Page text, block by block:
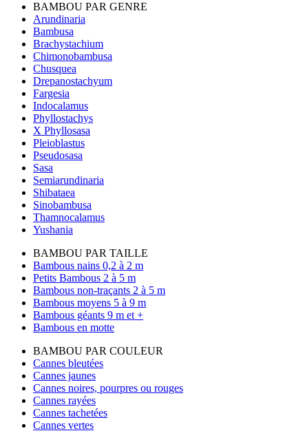
BAMBOU PAR GENRE
Arundinaria
Bambusa
Brachystachium
Chimonobambusa
Chusquea
Drepanostachyum
Fargesia
Indocalamus
Phyllostachys
X Phyllosasa
Pleioblastus
Pseudosasa
Sasa
Semiarundinaria
Shibataea
Sinobambusa
Thamnocalamus
Yushania
BAMBOU PAR TAILLE
Bambous nains 0,2 à 2 m
Petits Bambous 2 à 5 m
Bambous non-traçants 2 à 5 m
Bambous moyens 5 à 9 m
Bambous géants 9 m et +
Bambous en motte
BAMBOU PAR COULEUR
Cannes bleutées
Cannes jaunes
Cannes noires, pourpres ou rouges
Cannes rayées
Cannes tachetées
Cannes vertes